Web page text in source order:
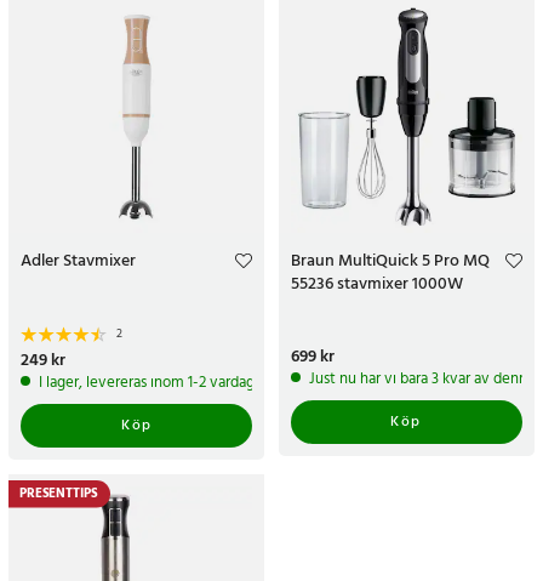
Adler Stavmixer
2
Pris:249 kr
249 kr
I lager, levereras inom 1-2 vardagar
Köp
Braun MultiQuick 5 Pro MQ
55236 stavmixer 1000W
Pris:699 kr
699 kr
Just nu har vi bara 3 kvar av denna
Köp
PRESENTTIPS